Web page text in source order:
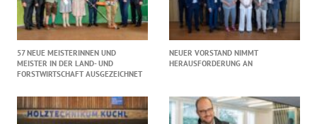
57 NEUE MEISTERINNEN UND
MEISTER IN DER LAND- UND
FORSTWIRTSCHAFT AUSGEZEICHNET
NEUER VORSTAND NIMMT
HERAUSFORDERUNG AN